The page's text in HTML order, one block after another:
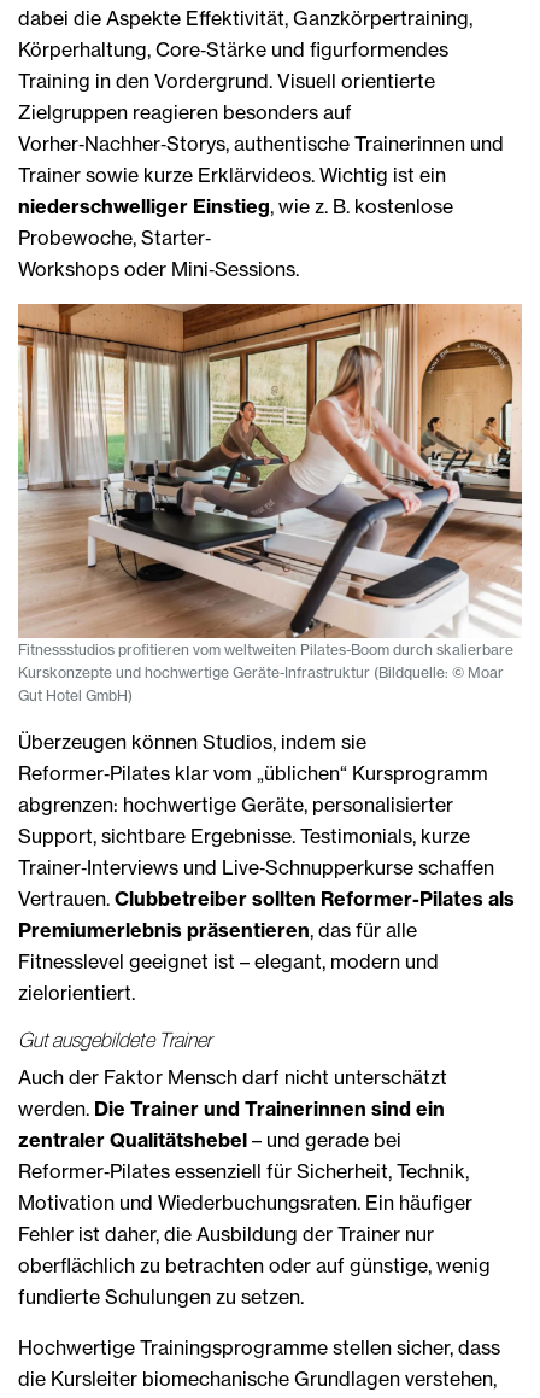
dabei die Aspekte Effektivität, Ganzkörpertraining,
Körperhaltung, Core‑Stärke und figurformendes
Training in den Vordergrund. Visuell orientierte
Zielgruppen reagieren besonders auf
Vorher‑Nachher‑Storys, authentische Trainerinnen und
Trainer sowie kurze Erklärvideos. Wichtig ist ein
niederschwelliger Einstieg, wie z. B. kostenlose
Probewoche, Starter‑
Workshops oder Mini‑Sessions.
Fitnessstudios profitieren vom weltweiten Pilates-Boom durch skalierbare
Kurskonzepte und hochwertige Geräte-Infrastruktur (Bildquelle: © Moar
Gut Hotel GmbH)
Überzeugen können Studios, indem sie
Reformer‑Pilates klar vom „üblichen“ Kursprogramm
abgrenzen: hochwertige Geräte, personalisierter
Support, sichtbare Ergebnisse. Testimonials, kurze
Trainer‑Interviews und Live‑Schnupperkurse schaffen
Vertrauen. Clubbetreiber sollten Reformer-Pilates als
Premiumerlebnis präsentieren, das für alle
Fitnesslevel geeignet ist – elegant, modern und
zielorientiert.
Gut ausgebildete Trainer
Auch der Faktor Mensch darf nicht unterschätzt
werden. Die Trainer und Trainerinnen sind ein
zentraler Qualitätshebel – und gerade bei
Reformer‑Pilates essenziell für Sicherheit, Technik,
Motivation und Wiederbuchungsraten. Ein häufiger
Fehler ist daher, die Ausbildung der Trainer nur
oberflächlich zu betrachten oder auf günstige, wenig
fundierte Schulungen zu setzen.
Hochwertige Trainingsprogramme stellen sicher, dass
die Kursleiter biomechanische Grundlagen verstehen,